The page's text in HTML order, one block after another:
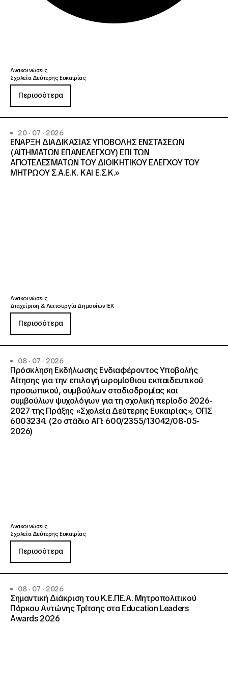
Ανακοινώσεις
Σχολεία Δεύτερης Ευκαιρίας
Περισσότερα
20 · 07 · 2026
ΕΝΑΡΞΗ ΔΙΑΔΙΚΑΣΙΑΣ ΥΠΟΒΟΛΗΣ ΕΝΣΤΑΣΕΩΝ
(ΑΙΤΗΜΑΤΩΝ ΕΠΑΝΕΛΕΓΧΟΥ) ΕΠΙ ΤΩΝ
ΑΠΟΤΕΛΕΣΜΑΤΩΝ ΤΟΥ ΔΙΟΙΚΗΤΙΚΟΥ ΕΛΕΓΧΟΥ ΤΟΥ
ΜΗΤΡΩΟΥ Σ.Α.Ε.Κ. ΚΑΙ Ε.Σ.Κ.»
Ανακοινώσεις
Διαχείριση & Λειτουργία Δημοσίων ΙΕΚ
Περισσότερα
08 · 07 · 2026
Πρόσκληση Εκδήλωσης Ενδιαφέροντος Υποβολής
Αίτησης για την επιλογή ωρομίσθιου εκπαιδευτικού
προσωπικού, συμβούλων σταδιοδρομίας και
συμβούλων ψυχολόγων για τη σχολική περίοδο 2026-
2027 της Πράξης «Σχολεία Δεύτερης Ευκαιρίας», ΟΠΣ
6003234. (2ο στάδιο ΑΠ: 600/2355/13042/08-05-
2026)
Ανακοινώσεις
Σχολεία Δεύτερης Ευκαιρίας
Περισσότερα
08 · 07 · 2026
Σημαντική Διάκριση του Κ.Ε.ΠΕ.Α. Μητροπολιτικού
Πάρκου Αντώνης Τρίτσης στα Education Leaders
Awards 2026